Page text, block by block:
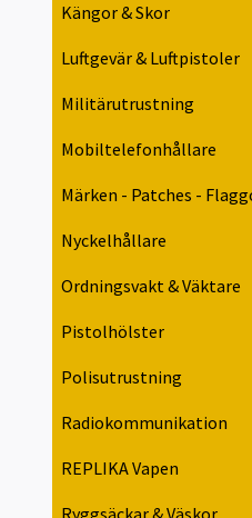
Kängor & Skor
Luftgevär & Luftpistoler
Militärutrustning
Mobiltelefonhållare
Märken - Patches -
Nyckelhållare
Ordningsvakt & Väktare
Pistolhölster
Polisutrustning
Radiokommunikation
REPLIKA Vapen